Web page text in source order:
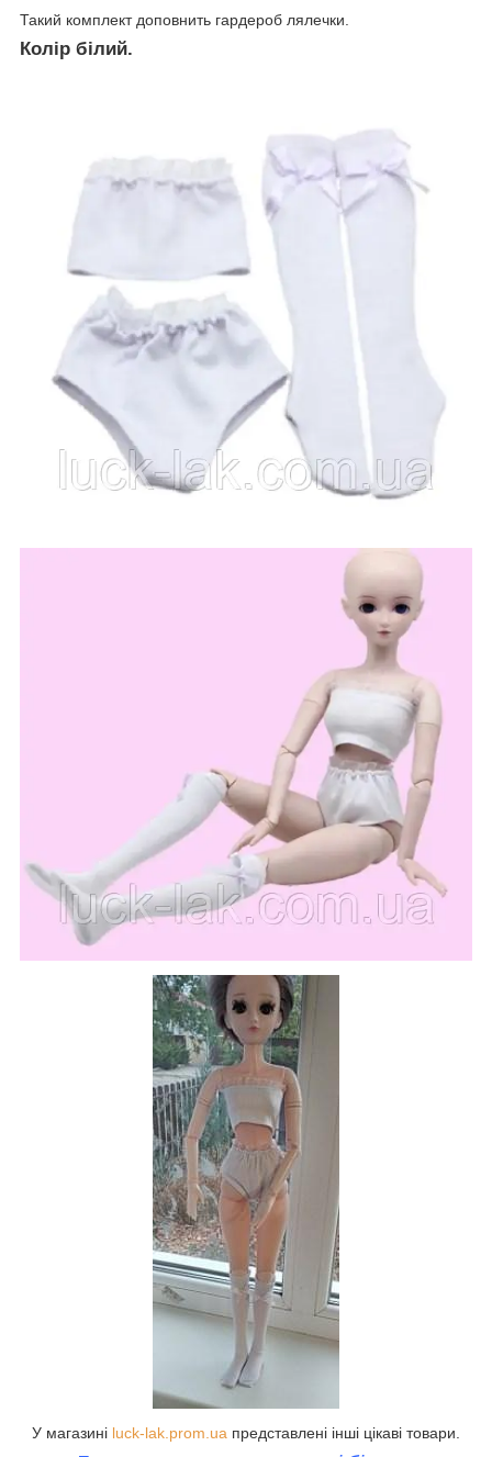
Такий комплект доповнить гардероб лялечки.
Колір білий.
У магазині luck-lak.prom.ua представлені інші цікаві товари.